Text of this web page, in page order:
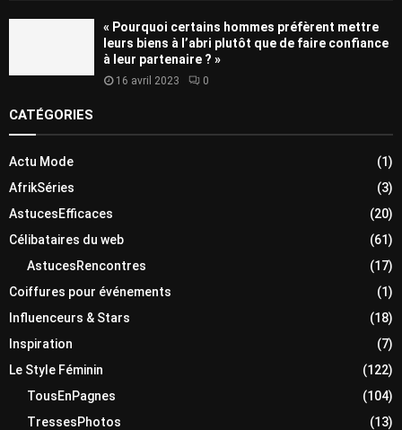
« Pourquoi certains hommes préfèrent mettre
leurs biens à l’abri plutôt que de faire confiance
à leur partenaire ? »
16 avril 2023 0
CATÉGORIES
Actu Mode
(1)
AfrikSéries
(3)
AstucesEfficaces
(20)
Célibataires du web
(61)
AstucesRencontres
(17)
Coiffures pour événements
(1)
Influenceurs & Stars
(18)
Inspiration
(7)
Le Style Féminin
(122)
TousEnPagnes
(104)
TressesPhotos
(13)